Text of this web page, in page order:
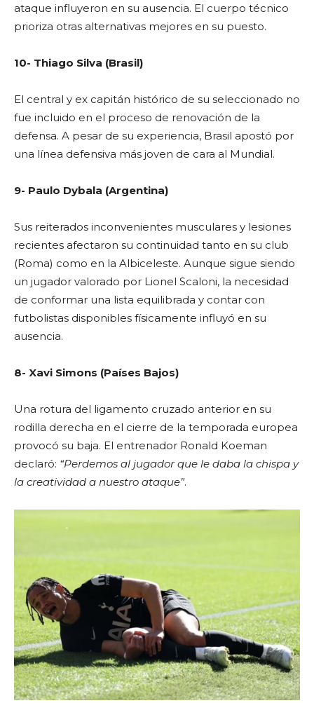
ataque influyeron en su ausencia. El cuerpo técnico
prioriza otras alternativas mejores en su puesto.
10- Thiago Silva (Brasil)
El central y ex capitán histórico de su seleccionado no
fue incluido en el proceso de renovación de la
defensa. A pesar de su experiencia, Brasil apostó por
una línea defensiva más joven de cara al Mundial.
9- Paulo Dybala (Argentina)
Sus reiterados inconvenientes musculares y lesiones
recientes afectaron su continuidad tanto en su club
(Roma) como en la Albiceleste. Aunque sigue siendo
un jugador valorado por Lionel Scaloni, la necesidad
de conformar una lista equilibrada y contar con
futbolistas disponibles físicamente influyó en su
ausencia.
8- Xavi Simons (Países Bajos)
Una rotura del ligamento cruzado anterior en su
rodilla derecha en el cierre de la temporada europea
provocó su baja. El entrenador Ronald Koeman
declaró: “Perdemos al jugador que le daba la chispa y
la creatividad a nuestro ataque”.